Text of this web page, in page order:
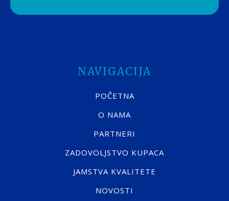
NAVIGACIJA
POČETNA
O NAMA
PARTNERI
ZADOVOLJSTVO KUPACA
JAMSTVA KVALITETE
NOVOSTI